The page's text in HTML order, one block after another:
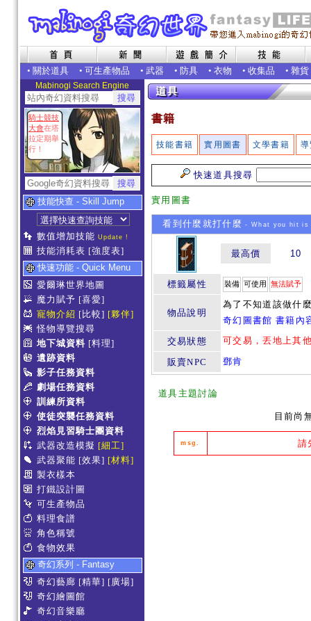
• 關於道具 • 可生產物品 • 武器 • 防具 • 衣物 • 收集品 • 雜貨
Mabinogi Search Engine
騎士競技
大會在塔
拉定期舉
行！
技能快查 - Skill Jump
數值增加技能 Update !
技能消耗表 [強度表]
快速功能 - Quick Menu
愛爾琳世界地圖
魔力賦予 [喜愛]
寵物介紹 [比較] [夥伴]
怪物導覽搜尋
地下城資料 [料理]
遺跡資料
影子任務資料
劇場任務資料
訓練所資料
使徒突襲任務資料
烈焰見習騎士團資料
武器改造模擬 [細工]
武器聚能 [效果] [材料]
製衣樣本
打鐵設計圖
可生產物品
料理食譜
角色稱號
食物效果
奇幻系列 - Fantasy
奇幻藝廊 [精華] [廣場]
奇幻繪圖館
奇幻音樂廳
書籍
技能書籍 實用圖書 文學書籍
快速道具搜尋
實用圖書
看到什麼就打什麼 - What you hit is
最高價 10
標籤屬性 裝備 可使用 無法賦予
物品說明
為了不知道該做什
奇幻圖書館 書籍內
交易狀態
可交易，丟地上其
販賣NPC 鄧肯
道具主題討論
目前尚
msg. 請